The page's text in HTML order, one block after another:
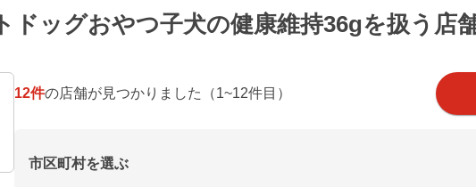
ドッグおやつ子犬の健康維持36gを扱う店
12件の店舗が見つかりました （1~12件目）
市区町村を選ぶ